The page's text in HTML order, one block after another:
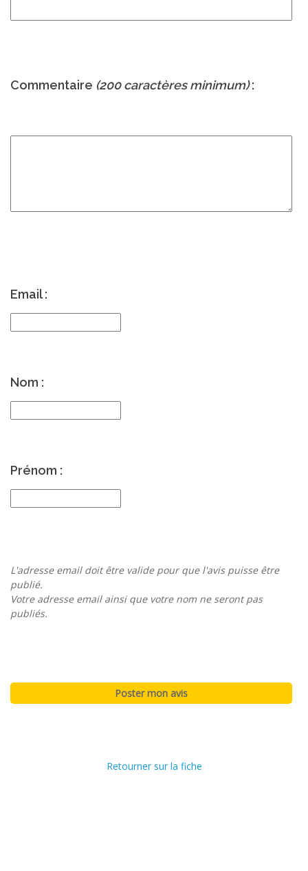
Commentaire (200 caractères minimum):
Email :
Nom :
Prénom :
L'adresse email doit être valide pour que l'avis puisse être
publié.
Votre adresse email ainsi que votre nom ne seront pas
publiés.
Retourner sur la fiche